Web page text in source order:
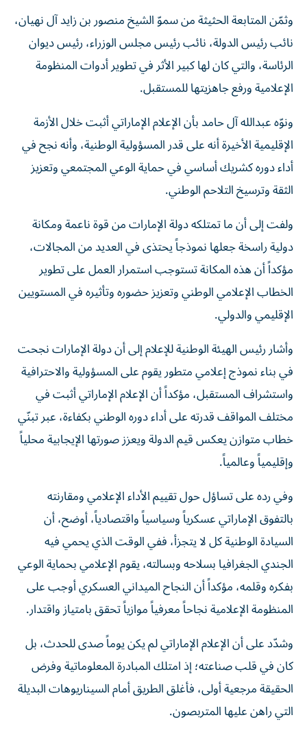
وثمّن المتابعة الحثيثة من سموّ الشيخ منصور بن زايد آل نهيان،
نائب رئيس الدولة، نائب رئيس مجلس الوزراء، رئيس ديوان
الرئاسة، والتي كان لها كبير الأثر في تطوير أدوات المنظومة
الإعلامية ورفع جاهزيتها للمستقبل.
ونوّه عبدالله آل حامد بأن الإعلام الإماراتي أثبت خلال الأزمة
الإقليمية الأخيرة أنه على قدر المسؤولية الوطنية، وأنه نجح في
أداء دوره كشريك أساسي في حماية الوعي المجتمعي وتعزيز
الثقة وترسيخ التلاحم الوطني.
ولفت إلى أن ما تمتلكه دولة الإمارات من قوة ناعمة ومكانة
دولية راسخة جعلها نموذجاً يحتذى في العديد من المجالات،
مؤكداً أن هذه المكانة تستوجب استمرار العمل على تطوير
الخطاب الإعلامي الوطني وتعزيز حضوره وتأثيره في المستويين
الإقليمي والدولي.
وأشار رئيس الهيئة الوطنية للإعلام إلى أن دولة الإمارات نجحت
في بناء نموذج إعلامي متطور يقوم على المسؤولية والاحترافية
واستشراف المستقبل، مؤكداً أن الإعلام الإماراتي أثبت في
مختلف المواقف قدرته على أداء دوره الوطني بكفاءة، عبر تبنّي
خطاب متوازن يعكس قيم الدولة ويعزز صورتها الإيجابية محلياً
وإقليمياً وعالمياً.
وفي رده على تساؤل حول تقييم الأداء الإعلامي ومقارنته
بالتفوق الإماراتي عسكرياً وسياسياً واقتصادياً، أوضح، أن
السيادة الوطنية كل لا يتجزأ، ففي الوقت الذي يحمي فيه
الجندي الجغرافيا بسلاحه وبسالته، يقوم الإعلامي بحماية الوعي
بفكره وقلمه، مؤكداً أن النجاح الميداني العسكري أوجب على
المنظومة الإعلامية نجاحاً معرفياً موازياً تحقق بامتياز واقتدار.
وشدّد على أن الإعلام الإماراتي لم يكن يوماً صدى للحدث، بل
كان في قلب صناعته؛ إذ امتلك المبادرة المعلوماتية وفرض
الحقيقة مرجعية أولى، فأغلق الطريق أمام السيناريوهات البديلة
التي راهن عليها المتربصون.